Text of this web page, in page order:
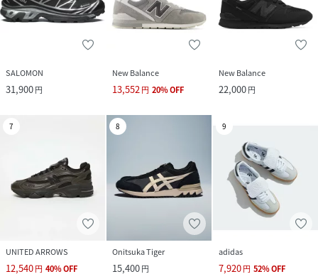
SALOMON
31,900円
New Balance
13,552円 20%OFF
New Balance
22,000円
7
UNITED ARROWS
12,540円 40%OFF
8
Onitsuka Tiger
15,400円
9
adidas
7,920円 52%OFF